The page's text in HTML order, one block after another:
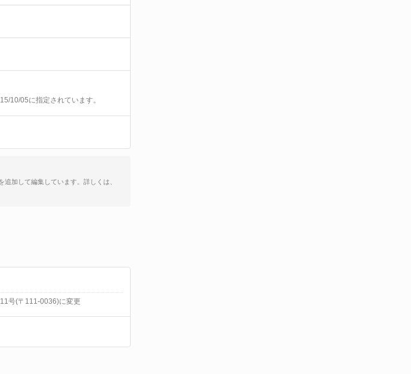
10/05に指定されています。
追加して編集しています。詳しくは、
号(〒111-0036)に変更